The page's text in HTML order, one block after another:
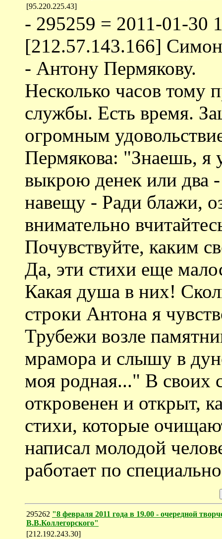
[95.220.225.43]
- 295259 = 2011-01-30
[212.57.143.166]
- Антону Пермякову.
Несколько часов тому
службы. Есть время.
огромным
Пермякова: "Знаешь, я
выкрою денек или два
навещу - Ради блажи,
внимательно
Почувствуйте, каким
Да, эти стихи еще
Какая душа в них!
строки Антона я
Трубежи возле
мрамора и слышу в
моя родная..." В своих
откровенен и открыт,
стихи, которые
написал молодой
работает по
295262 "8 февраля 2011 года в 19.00 - очередной
В.В.Коллегорского"
[212.192.243.30]